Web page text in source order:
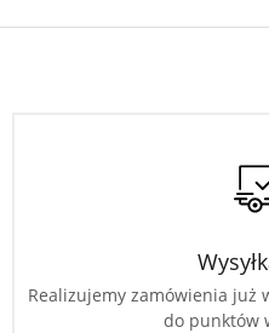
Realizujemy zamówienia już
do punktów